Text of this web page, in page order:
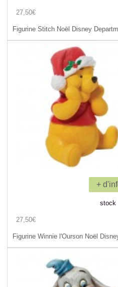
27,50€
Figurine Stitch Noël Disney
+
27,50€
Figurine Winnie l'Ourson Noël